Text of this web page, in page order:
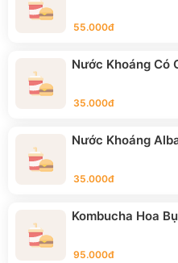
55.000đ
Nước Khoáng Có
35.000đ
Nước Khoáng
35.000đ
Kombucha Hoa
95.000đ